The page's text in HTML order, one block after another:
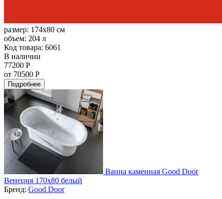
размер: 174x80 см
объем: 204 л
Код товара: 6061
В наличии
77200 Р
от 70500 Р
Подробнее
Ванна каменная Good Door
Венеция 170х80 белый
Бренд: Good Door